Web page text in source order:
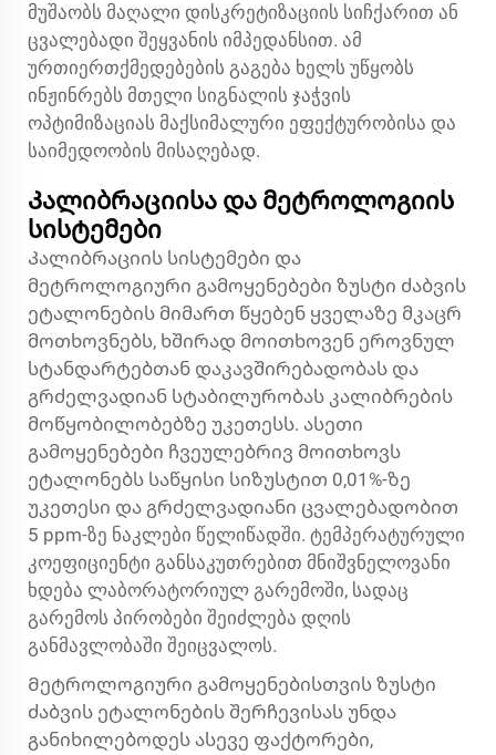
მუშაობს მაღალი დისკრეტიზაციის სიჩქარით ან
ცვალებადი შეყვანის იმპედანსით. ამ
ურთიერთქმედებების გაგება ხელს უწყობს
ინჟინრებს მთელი სიგნალის ჯაჭვის
ოპტიმიზაციას მაქსიმალური ეფექტურობისა და
საიმედოობის მისაღებად.
Კალიბრაციისა და მეტროლოგიის
სისტემები
Კალიბრაციის სისტემები და
მეტროლოგიური გამოყენებები ზუსტი ძაბვის
ეტალონების მიმართ წყებენ ყველაზე მკაცრ
მოთხოვნებს, ხშირად მოითხოვენ ეროვნულ
სტანდარტებთან დაკავშირებადობას და
გრძელვადიან სტაბილურობას კალიბრების
მოწყობილობებზე უკეთესს. ასეთი
გამოყენებები ჩვეულებრივ მოითხოვს
ეტალონებს საწყისი სიზუსტით 0,01%-ზე
უკეთესი და გრძელვადიანი ცვალებადობით
5 ppm-ზე ნაკლები წელიწადში. ტემპერატურული
კოეფიციენტი განსაკუთრებით მნიშვნელოვანი
ხდება ლაბორატორიულ გარემოში, სადაც
გარემოს პირობები შეიძლება დღის
განმავლობაში შეიცვალოს.
Მეტროლოგიური გამოყენებისთვის ზუსტი
ძაბვის ეტალონების შერჩევისას უნდა
განიხილებოდეს ასევე ფაქტორები,